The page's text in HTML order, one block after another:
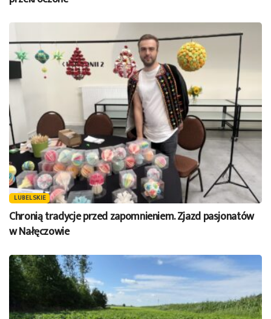
LUBELSKIE
Chronią tradycje przed zapomnieniem. Zjazd pasjonatów
w Nałęczowie